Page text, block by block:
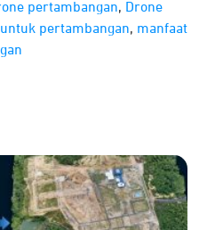
pertambangan, Drone
pertambangan, manfaat